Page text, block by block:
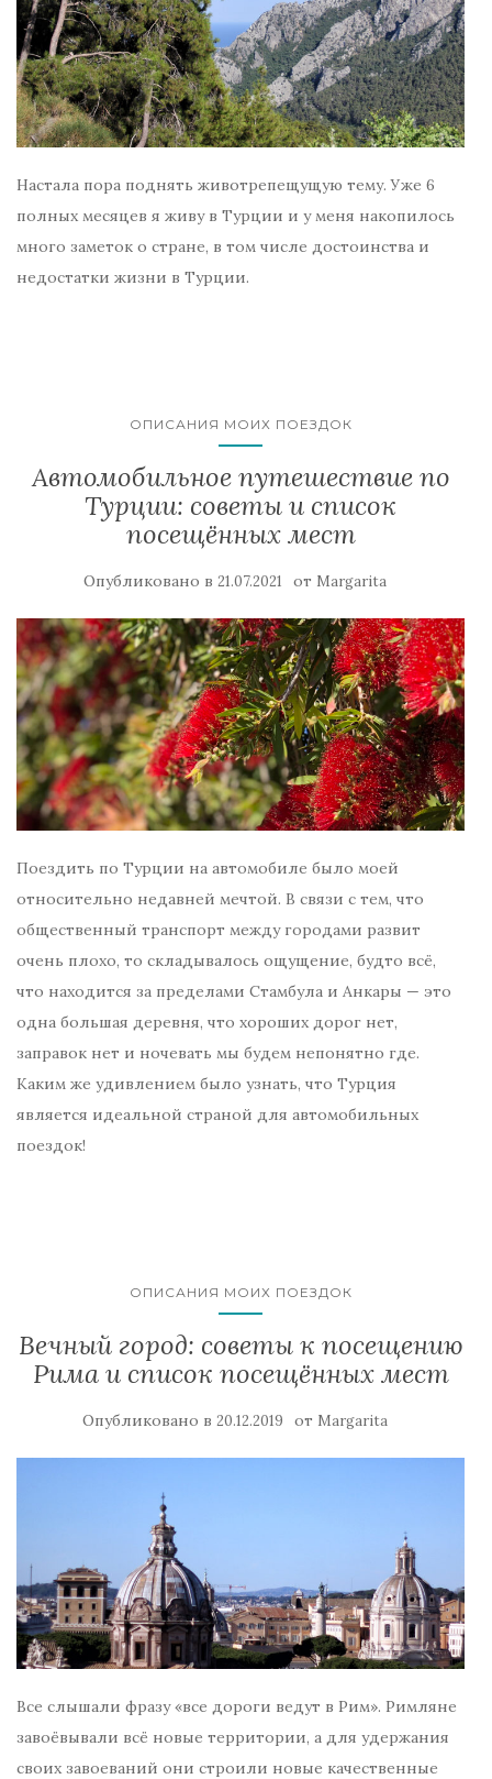
Настала пора поднять животрепещущую тему. Уже 6
полных месяцев я живу в Турции и у меня накопилось
много заметок о стране, в том числе достоинства и
недостатки жизни в Турции.
ОПИСАНИЯ МОИХ ПОЕЗДОК
Автомобильное путешествие по
Турции: советы и список
посещённых мест
Опубликовано в 21.07.2021 от Margarita
Поездить по Турции на автомобиле было моей
относительно недавней мечтой. В связи с тем, что
общественный транспорт между городами развит
очень плохо, то складывалось ощущение, будто всё,
что находится за пределами Стамбула и Анкары — это
одна большая деревня, что хороших дорог нет,
заправок нет и ночевать мы будем непонятно где.
Каким же удивлением было узнать, что Турция
является идеальной страной для автомобильных
поездок!
ОПИСАНИЯ МОИХ ПОЕЗДОК
Вечный город: советы к посещению
Рима и список посещённых мест
Опубликовано в 20.12.2019 от Margarita
Все слышали фразу «все дороги ведут в Рим». Римляне
завоёвывали всё новые территории, а для удержания
своих завоеваний они строили новые качественные